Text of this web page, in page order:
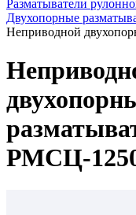
Разматыватели
Двухопорные
Неприводной
РМСЦ-